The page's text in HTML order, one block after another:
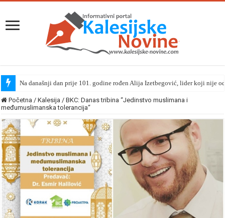
Na današnji dan prije 101. godine rođen Alija Izetbegović, lider koji nije
Početna / Kalesija / BKC: Danas tribina “Jedinstvo muslimana i
međumuslimanska tolerancija“